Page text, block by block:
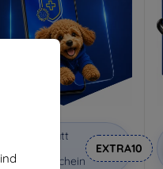
Rabatt
Gutschein
EXTRA10